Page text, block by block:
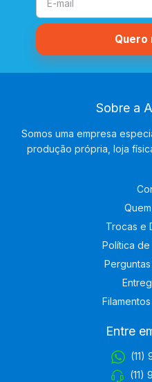
Sobre a
Somos uma empresa
produção própria, loja
Trocas e
Política
Entre
(11)
(11)